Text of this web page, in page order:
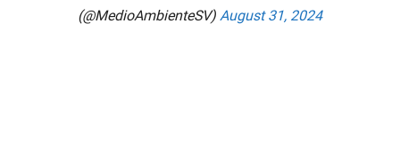
(@MedioAmbienteSV) August 31, 2024